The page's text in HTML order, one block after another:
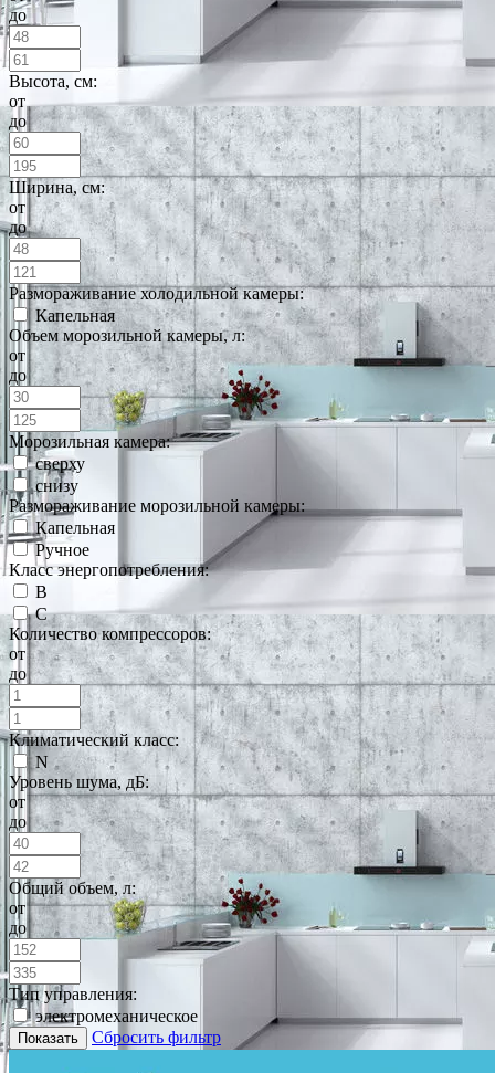
до
Высота, см:
от
до
Ширина, см:
от
до
Размораживание холодильной камеры:
Капельная
Объем морозильной камеры, л:
от
до
Морозильная камера:
сверху
снизу
Размораживание морозильной камеры:
Капельная
Ручное
Класс энергопотребления:
B
C
Количество компрессоров:
от
до
Климатический класс:
N
Уровень шума, дБ:
от
до
Общий объем, л:
от
до
Тип управления:
электромеханическое
Показать Сбросить фильтр